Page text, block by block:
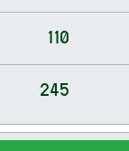
110
245